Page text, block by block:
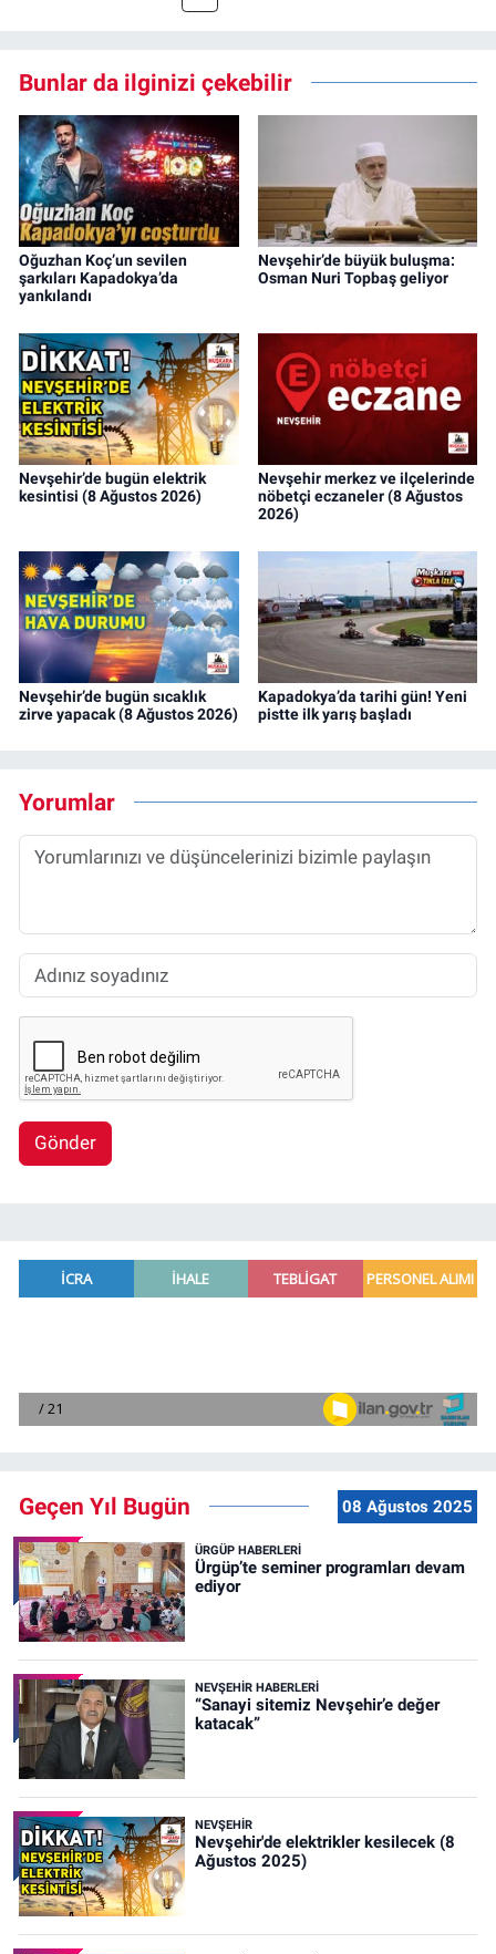
Bunlar da ilginizi çekebilir
Oğuzhan Koç’un sevilen
şarkıları Kapadokya’da
yankılandı
Nevşehir’de büyük buluşma:
Osman Nuri Topbaş geliyor
Nevşehir’de bugün elektrik
kesintisi (8 Ağustos 2026)
Nevşehir merkez ve ilçelerinde
nöbetçi eczaneler (8 Ağustos
2026)
Nevşehir’de bugün sıcaklık
zirve yapacak (8 Ağustos 2026)
Kapadokya’da tarihi gün! Yeni
pistte ilk yarış başladı
Yorumlar
Gönder
Geçen Yıl Bugün 08 Ağustos 2025
ÜRGÜP HABERLERI
Ürgüp’te seminer programları devam
ediyor
NEVŞEHIR HABERLERI
“Sanayi sitemiz Nevşehir’e değer
katacak”
NEVŞEHIR
Nevşehir'de elektrikler kesilecek (8
Ağustos 2025)